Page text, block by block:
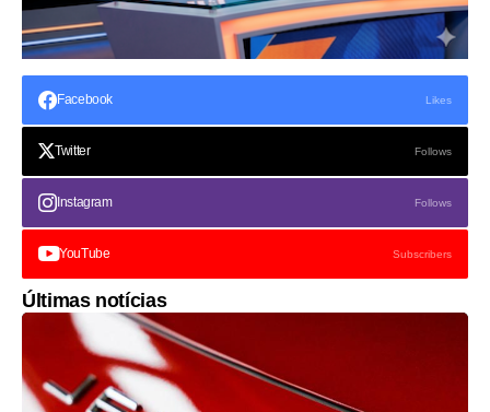
Facebook Likes
Twitter Follows
Instagram Follows
YouTube Subscribers
Últimas notícias